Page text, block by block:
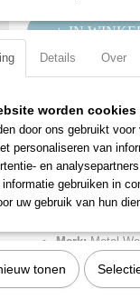
IN
Productcode
EAN code
Productcode
Netto gewicht
Omschrijving
Spoel l22 12vdc ø8
22 mm - kern ø8
Huidige serie 70
Merk: Metal
Voltage:12V DC
Breedte:22
Details Over
worden
door ons gebruikt
personaliseren van
en
informatie gebruiken in
uw gebruik van hun
tonen